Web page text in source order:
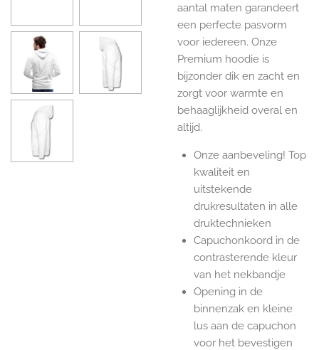
aantal maten garandeert
een perfecte pasvorm
voor iedereen. Onze
Premium hoodie is
bijzonder dik en zacht en
zorgt voor warmte en
behaaglijkheid overal en
altijd.
Onze aanbeveling! Top
kwaliteit en
uitstekende
drukresultaten in alle
druktechnieken
Capuchonkoord in de
contrasterende kleur
van het nekbandje
Opening in de
binnenzak en kleine
lus aan de capuchon
voor het bevestigen